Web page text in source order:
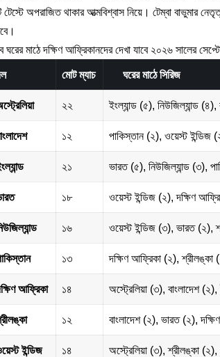
টেস্টে অপরাজিত থাকার আত্মবিশ্বাস নিয়ে। টেম্বা বাভুমার
ঘরের মাঠে দক্ষিণ আফ্রিকানদের দেখা যাবে ২০২৬ সালের
মোট ম্যাচ ঘরের মাঠে সিরিজ
২২ ইংল্যান্ড (৫), নিউজিল্যান্ড (৪),
১২ পাকিস্তান (২), ওয়েস্ট ইন্ডিজ
২১ ভারত (৫), নিউজিল্যান্ড (৩),
১৮ ওয়েস্ট ইন্ডিজ (২), দক্ষিণ
১৬ ওয়েস্ট ইন্ডিজ (৩), ভারত (২),
১৩ দক্ষিণ আফ্রিকা (২), শ্রীলঙ্কা
আফ্রিকা ১৪ অস্ট্রেলিয়া (৩), বাংলাদেশ (২),
১২ বাংলাদেশ (২), ভারত (২),
ইন্ডিজ ১৪ অস্ট্রেলিয়া (৩), শ্রীলঙ্কা